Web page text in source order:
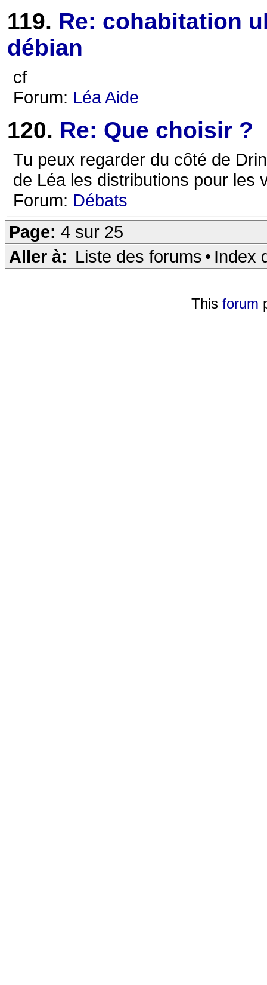
119. Re: cohabitation
débian
cf
Forum: Léa Aide
120. Re: Que choisir ?
Tu peux regarder du côté de
de Léa les distributions pour les
Forum: Débats
Page: 4 sur 25
Aller à: Liste des forums • Index
This forum